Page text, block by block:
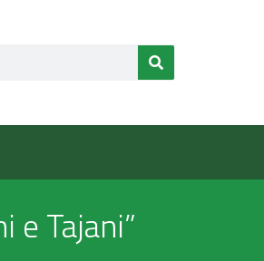
e Tajani”